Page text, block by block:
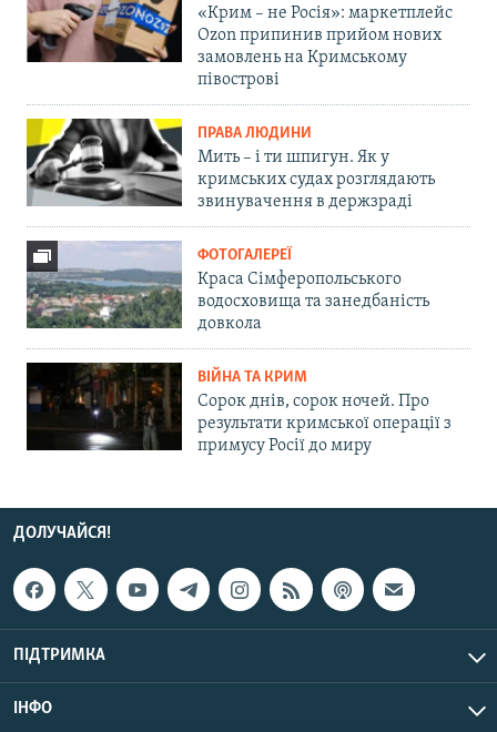
«Крим – не Росія»: маркетплейс
Ozon припинив прийом нових
замовлень на Кримському
півострові
ПРАВА ЛЮДИНИ
Мить – і ти шпигун. Як у
кримських судах розглядають
звинувачення в держзраді
ФОТОГАЛЕРЕЇ
Краса Сімферопольського
водосховища та занедбаність
довкола
ВІЙНА ТА КРИМ
Сорок днів, сорок ночей. Про
результати кримської операції з
примусу Росії до миру
ДОЛУЧАЙСЯ!
ПІДТРИМКА
ІНФО